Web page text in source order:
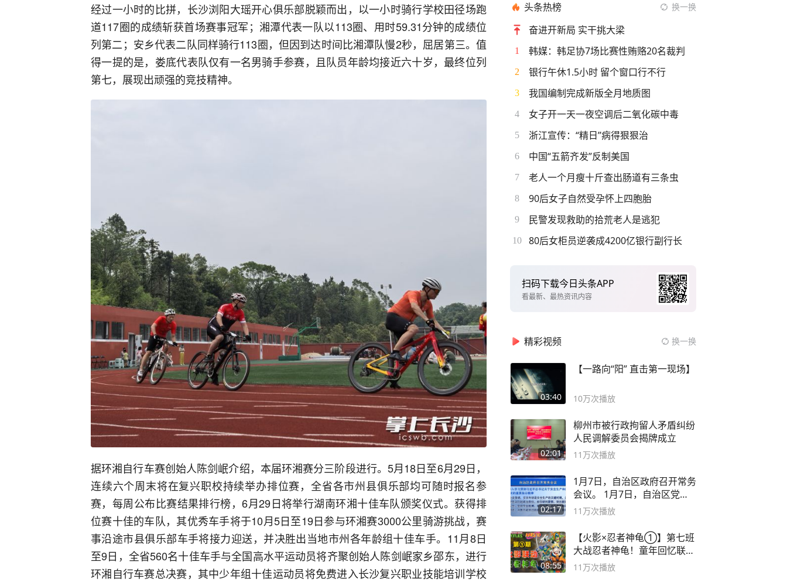
经过一小时的比拼，长沙浏阳大瑶开心俱乐部脱颖而出，以一小时骑行学校田径场跑
道117圈的成绩斩获首场赛事冠军；湘潭代表一队以113圈、用时59.31分钟的成绩位
列第二；安乡代表二队同样骑行113圈，但因到达时间比湘潭队慢2秒，屈居第三。值
得一提的是，娄底代表队仅有一名男骑手参赛，且队员年龄均接近六十岁，最终位列
第七，展现出顽强的竞技精神。
据环湘自行车赛创始人陈剑岷介绍，本届环湘赛分三阶段进行。5月18日至6月29日，
连续六个周末将在复兴职校持续举办排位赛，全省各市州县俱乐部均可随时报名参
赛，每周公布比赛结果排行榜，6月29日将举行湖南环湘十佳车队颁奖仪式。获得排
位赛十佳的车队，其优秀车手将于10月5日至19日参与环湘赛3000公里骑游挑战，赛
事沿途市县俱乐部车手将接力迎送，并决胜出当地市州各年龄组十佳车手。11月8日
至9日，全省560名十佳车手与全国高水平运动员将齐聚创始人陈剑岷家乡邵东，进行
环湘自行车赛总决赛，其中少年组十佳运动员将免费进入长沙复兴职业技能培训学校
头条热榜 换一换
奋进开新局 实干挑大梁
1 韩媒：韩足协7场比赛性贿赂20名裁判
2 银行午休1.5小时 留个窗口行不行
3 我国编制完成新版全月地质图
4 女子开一天一夜空调后二氧化碳中毒
5 浙江宣传：“精日”病得狠狠治
6 中国“五箭齐发”反制美国
7 老人一个月瘦十斤查出肠道有三条虫
8 90后女子自然受孕怀上四胞胎
9 民警发现救助的拾荒老人是逃犯
10 80后女柜员逆袭成4200亿银行副行长
扫码下载今日头条APP
看最新、最热资讯内容
精彩视频 换一换
03:40
【一路向“阳” 直击第一现场】
10万次播放
02:01
柳州市被行政拘留人矛盾纠纷
人民调解委员会揭牌成立
11万次播放
02:17
1月7日，自治区政府召开常务
会议。 1月7日，自治区党委
副书记
11万次播放
08:55
【火影×忍者神龟①】第七班
大战忍者神龟！童年回忆联动
论武？
11万次播放